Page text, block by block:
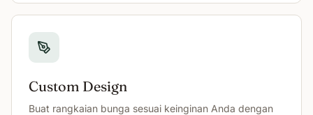
Custom Design
Buat rangkaian bunga sesuai keinginan Anda dengan